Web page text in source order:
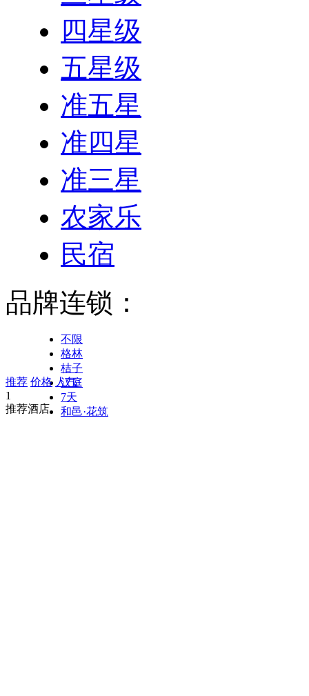
四星级
五星级
准五星
准四星
准三星
农家乐
民宿
品牌连锁：
不限
格林
桔子
汉庭
7天
和邑·花筑
推荐 价格 人气
1
推荐酒店